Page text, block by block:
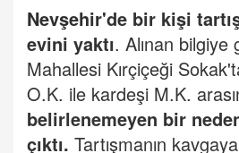
Nevşehir'de bir kişi
evini yaktı. Alınan
Mahallesi Kırçiçeği
O.K. ile kardeşi M.K.
belirlenemeyen bir
çıktı. Tartışmanın